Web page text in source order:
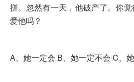
拼。忽然有一天，他破产了。你
爱他吗？
A、她一定会 B、她一定不会 C、